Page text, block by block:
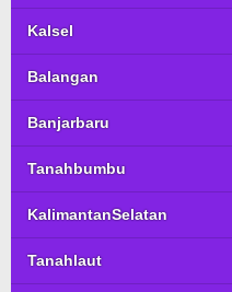
Kalsel
Balangan
Banjarbaru
Tanahbumbu
KalimantanSelatan
Tanahlaut